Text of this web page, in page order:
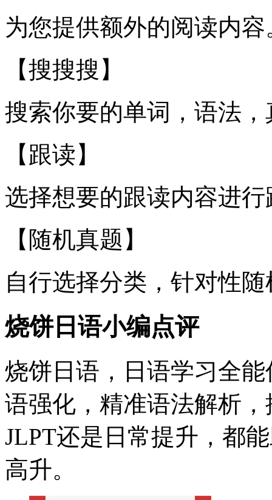
为您提供额外的阅读内容
【搜搜搜】
搜索你要的单词，语法
【跟读】
选择想要的跟读内容进
【随机真题】
自行选择分类，针对性
烧饼日语小编点评
烧饼日语，日语学习全
语强化，精准语法解析
JLPT还是日常提升，都
高升。